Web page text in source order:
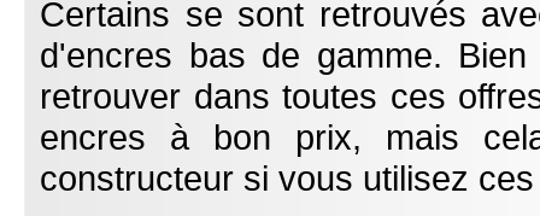
Certains se sont retrouvés
d'encres bas de gamme.
retrouver dans toutes ces
encres à bon prix, mais
constructeur si vous utilisez